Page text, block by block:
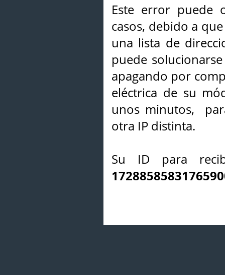
Este error puede
casos, debido a
una lista de
puede
apagando por
eléctrica de su
unos minutos,
otra IP distinta.
Su ID para